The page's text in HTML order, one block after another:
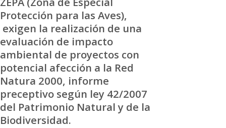
Protección para las Aves),
exigen la realización de una
evaluación de impacto
ambiental de proyectos con
potencial afección a la Red
Natura 2000, informe
preceptivo según ley 42/2007
del Patrimonio Natural y de la
Biodiversidad.